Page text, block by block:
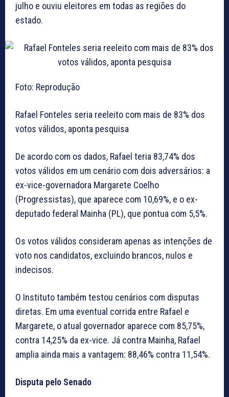
julho e ouviu eleitores em todas as regiões do
estado.
Foto: Reprodução
Rafael Fonteles seria reeleito com mais de 83% dos
votos válidos, aponta pesquisa
De acordo com os dados, Rafael teria 83,74% dos
votos válidos em um cenário com dois adversários: a
ex-vice-governadora Margarete Coelho
(Progressistas), que aparece com 10,69%, e o ex-
deputado federal Mainha (PL), que pontua com 5,5%.
Os votos válidos consideram apenas as intenções de
voto nos candidatos, excluindo brancos, nulos e
indecisos.
O Instituto também testou cenários com disputas
diretas. Em uma eventual corrida entre Rafael e
Margarete, o atual governador aparece com 85,75%,
contra 14,25% da ex-vice. Já contra Mainha, Rafael
amplia ainda mais a vantagem: 88,46% contra 11,54%.
Disputa pelo Senado